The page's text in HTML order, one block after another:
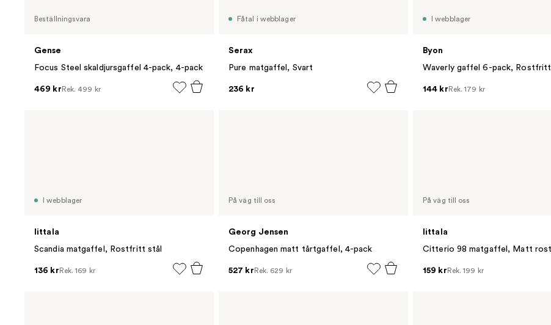
Beställningsvara
Gense
Focus Steel skaldjursgaffel 4-pack, 4-pack
469 kr Rek.499 kr
Fåtal i webblager
Serax
Pure matgaffel, Svart
236 kr
I webblager
Byon
Waverly gaffel 6-pack, Rostfritt
144 kr Rek.179 kr
I webblager
Iittala
Scandia matgaffel, Rostfritt stål
136 kr Rek.169 kr
På väg till oss
Georg Jensen
Copenhagen matt tårtgaffel, 4-pack
527 kr Rek. 629 kr
På väg till oss
Iittala
Citterio 98 matgaffel, Matt
159 kr Rek.199 kr